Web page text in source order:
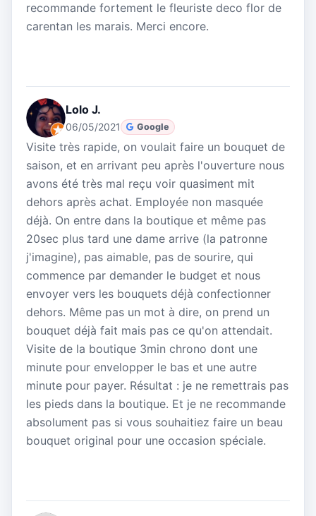
recommande fortement le fleuriste deco flor de
carentan les marais. Merci encore.
Lolo J.
06/05/2021 Google
Visite très rapide, on voulait faire un bouquet de
saison, et en arrivant peu après l'ouverture nous
avons été très mal reçu voir quasiment mit
dehors après achat. Employée non masquée
déjà. On entre dans la boutique et même pas
20sec plus tard une dame arrive (la patronne
j'imagine), pas aimable, pas de sourire, qui
commence par demander le budget et nous
envoyer vers les bouquets déjà confectionner
dehors. Même pas un mot à dire, on prend un
bouquet déjà fait mais pas ce qu'on attendait.
Visite de la boutique 3min chrono dont une
minute pour envelopper le bas et une autre
minute pour payer. Résultat : je ne remettrais pas
les pieds dans la boutique. Et je ne recommande
absolument pas si vous souhaitiez faire un beau
bouquet original pour une occasion spéciale.